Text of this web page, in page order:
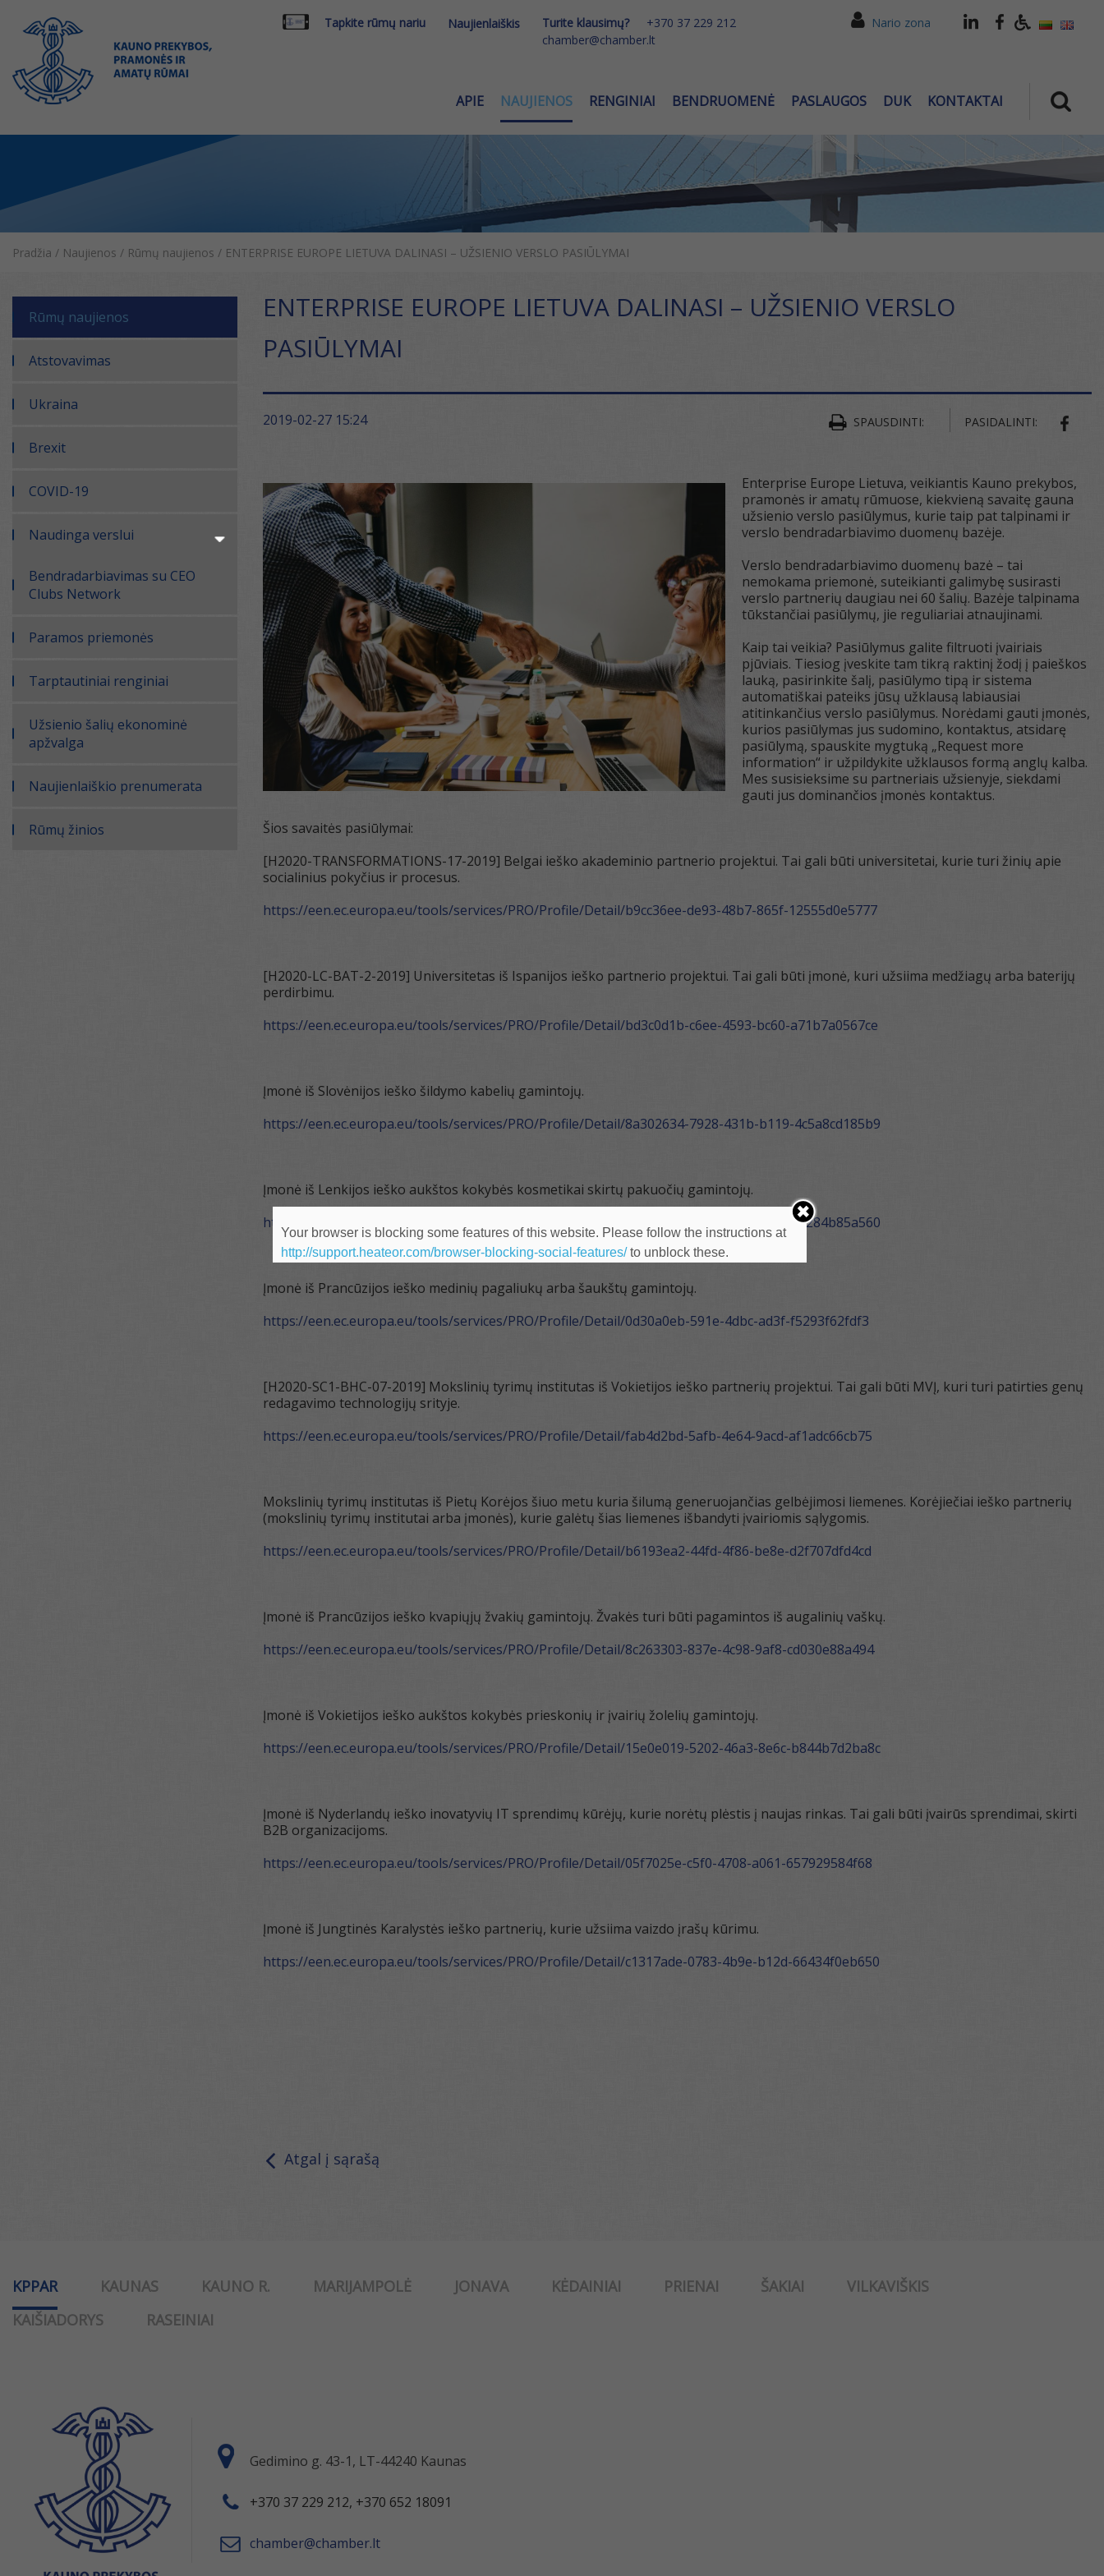
Tapkite rūmų nariu Naujienlaiškis Turite klausimų?
+370 37 229 212
chamber@chamber.lt
Nario zona
APIE NAUJIENOS RENGINIAI BENDRUOMENĖ PASLAUGOS DUK KONTAKTAI
Pradžia / Naujienos / Rūmų naujienos / ENTERPRISE EUROPE LIETUVA DALINASI – UŽSIENIO VERSLO PASIŪLYMAI
Rūmų naujienos
Atstovavimas
Ukraina
Brexit
COVID-19
Naudinga verslui
Bendradarbiavimas su CEO
Clubs Network
Paramos priemonės
Tarptautiniai renginiai
Užsienio šalių ekonominė
apžvalga
Naujienlaiškio prenumerata
Rūmų žinios
ENTERPRISE EUROPE LIETUVA DALINASI – UŽSIENIO VERSLO
PASIŪLYMAI
2019-02-27 15:24 SPAUSDINTI: PASIDALINTI:
Enterprise Europe Lietuva, veikiantis Kauno prekybos,
pramonės ir amatų rūmuose, kiekvieną savaitę gauna
užsienio verslo pasiūlymus, kurie taip pat talpinami ir
verslo bendradarbiavimo duomenų bazėje.
Verslo bendradarbiavimo duomenų bazė – tai
nemokama priemonė, suteikianti galimybę susirasti
verslo partnerių daugiau nei 60 šalių. Bazėje talpinama
tūkstančiai pasiūlymų, jie reguliariai atnaujinami.
Kaip tai veikia? Pasiūlymus galite filtruoti įvairiais
pjūviais. Tiesiog įveskite tam tikrą raktinį žodį į paieškos
lauką, pasirinkite šalį, pasiūlymo tipą ir sistema
automatiškai pateiks jūsų užklausą labiausiai
atitinkančius verslo pasiūlymus. Norėdami gauti įmonės,
kurios pasiūlymas jus sudomino, kontaktus, atsidarę
pasiūlymą, spauskite mygtuką „Request more
information“ ir užpildykite užklausos formą anglų kalba.
Mes susisieksime su partneriais užsienyje, siekdami
gauti jus dominančios įmonės kontaktus.
Šios savaitės pasiūlymai:
[H2020-TRANSFORMATIONS-17-2019] Belgai ieško akademinio partnerio projektui. Tai gali būti universitetai, kurie turi žinių apie
socialinius pokyčius ir procesus.
https://een.ec.europa.eu/tools/services/PRO/Profile/Detail/b9cc36ee-de93-48b7-865f-12555d0e5777
[H2020-LC-BAT-2-2019] Universitetas iš Ispanijos ieško partnerio projektui. Tai gali būti įmonė, kuri užsiima medžiagų arba baterijų
perdirbimu.
https://een.ec.europa.eu/tools/services/PRO/Profile/Detail/bd3c0d1b-c6ee-4593-bc60-a71b7a0567ce
Įmonė iš Slovėnijos ieško šildymo kabelių gamintojų.
https://een.ec.europa.eu/tools/services/PRO/Profile/Detail/8a302634-7928-431b-b119-4c5a8cd185b9
Įmonė iš Lenkijos ieško aukštos kokybės kosmetikai skirtų pakuočių gamintojų.
https://een.ec.europa.eu/tools/services/PRO/Profile/Detail/13300142-3dd7-4ca7-8e2d-e6284b85a560
Įmonė iš Prancūzijos ieško medinių pagaliukų arba šaukštų gamintojų.
https://een.ec.europa.eu/tools/services/PRO/Profile/Detail/0d30a0eb-591e-4dbc-ad3f-f5293f62fdf3
[H2020-SC1-BHC-07-2019] Mokslinių tyrimų institutas iš Vokietijos ieško partnerių projektui. Tai gali būti MVĮ, kuri turi patirties genų
redagavimo technologijų srityje.
https://een.ec.europa.eu/tools/services/PRO/Profile/Detail/fab4d2bd-5afb-4e64-9acd-af1adc66cb75
Mokslinių tyrimų institutas iš Pietų Korėjos šiuo metu kuria šilumą generuojančias gelbėjimosi liemenes. Korėjiečiai ieško partnerių
(mokslinių tyrimų institutai arba įmonės), kurie galėtų šias liemenes išbandyti įvairiomis sąlygomis.
https://een.ec.europa.eu/tools/services/PRO/Profile/Detail/b6193ea2-44fd-4f86-be8e-d2f707dfd4cd
Įmonė iš Prancūzijos ieško kvapiųjų žvakių gamintojų. Žvakės turi būti pagamintos iš augalinių vaškų.
https://een.ec.europa.eu/tools/services/PRO/Profile/Detail/8c263303-837e-4c98-9af8-cd030e88a494
Įmonė iš Vokietijos ieško aukštos kokybės prieskonių ir įvairių žolelių gamintojų.
https://een.ec.europa.eu/tools/services/PRO/Profile/Detail/15e0e019-5202-46a3-8e6c-b844b7d2ba8c
Įmonė iš Nyderlandų ieško inovatyvių IT sprendimų kūrėjų, kurie norėtų plėstis į naujas rinkas. Tai gali būti įvairūs sprendimai, skirti
B2B organizacijoms.
https://een.ec.europa.eu/tools/services/PRO/Profile/Detail/05f7025e-c5f0-4708-a061-657929584f68
Įmonė iš Jungtinės Karalystės ieško partnerių, kurie užsiima vaizdo įrašų kūrimu.
https://een.ec.europa.eu/tools/services/PRO/Profile/Detail/c1317ade-0783-4b9e-b12d-66434f0eb650
Atgal į sąrašą
KPPAR KAUNAS KAUNO R. MARIJAMPOLĖ JONAVA KĖDAINIAI PRIENAI ŠAKIAI
VILKAVIŠKIS
KAIŠIADORYS
RASEINIAI
Gedimino g. 43-1, LT-44240 Kaunas
+370 37 229 212, +370 652 18091
chamber@chamber.lt
Your browser is blocking some features of this website. Please follow the instructions at
http://support.heateor.com/browser-blocking-social-features/to unblock these.